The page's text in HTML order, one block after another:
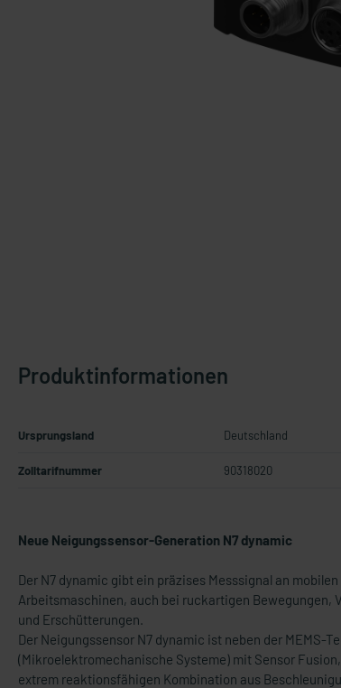
Produktinformationen
Ursprungsland Deutschland
Zolltarifnummer 90318020
Neue Neigungssensor-Generation N7 dynamic
Der N7 dynamic gibt ein präzises Messsignal an mobilen
Arbeitsmaschinen, auch bei ruckartigen Bewegungen,
und Erschütterungen.
Der Neigungssensor N7 dynamic ist neben der MEMS-
(Mikroelektromechanische Systeme) mit Sensor
extrem reaktionsfähigen Kombination aus